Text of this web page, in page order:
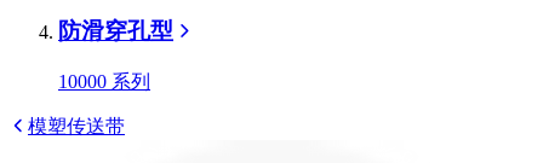
防滑穿孔型
10000 系列
模塑传送带